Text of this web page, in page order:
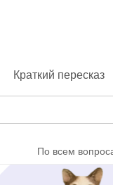
Краткий пересказ
По всем